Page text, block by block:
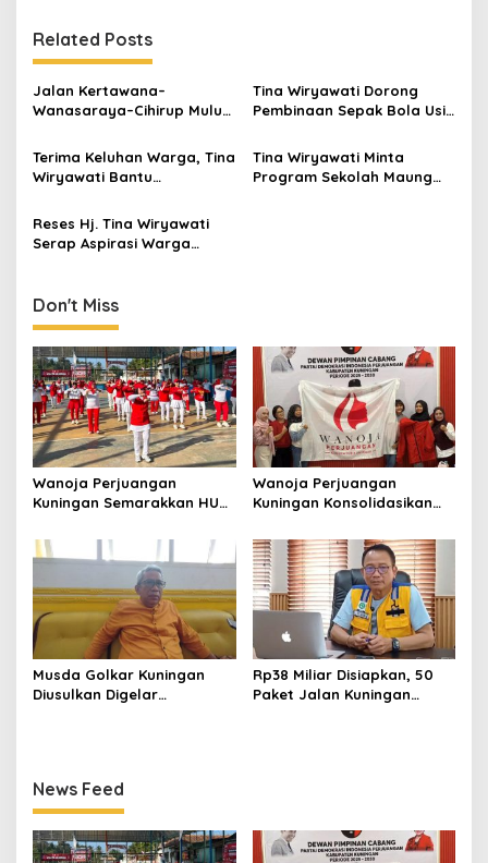
Related Posts
Jalan Kertawana–
Wanasaraya–Cihirup Mulus,
Perjuangan Anggota DPR RI
Rokhmat Ardiyan
Tina Wiryawati Dorong
Pembinaan Sepak Bola Usia
Belajar dari Ajax dan
Feyenoord
Terima Keluhan Warga, Tina
Wiryawati Bantu
Bola dan Penanganan
Longsor di Cigadung
Tina Wiryawati Minta
Program Sekolah Maung
Reses Hj. Tina Wiryawati
Serap Aspirasi Warga
Posyandu Jadi Sorotan
Don't Miss
Wanoja Perjuangan
Kuningan Semarakkan HUT
Perempuan Harus Sehat
dan Berdaya
Wanoja Perjuangan
Kuningan Konsolidasikan
Kegiatan Positif Generasi
Muda
Musda Golkar Kuningan
Diusulkan Digelar
Rp38 Miliar Disiapkan, 50
Paket Jalan Kuningan
News Feed